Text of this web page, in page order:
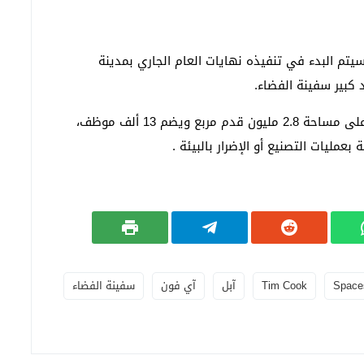
البدء في تنفيذه نهايات العام الجاري بمدينة
وسيتميز المركز الجديد بكونه صديق للبيئة فهو يقبع على مساحة 2.8 مليون قدم مربع ويضم 13 ألف موظف،
التصنيع أو الإضرار بالبيئة .
Tim Cook آبل آي فون سفينة الفضاء